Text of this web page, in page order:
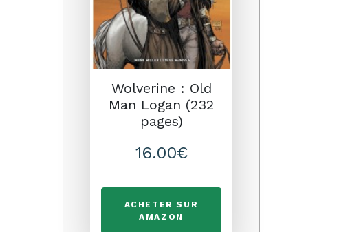
Wolverine : Old
Man Logan (232
pages)
16.00€
ACHETER SUR
AMAZON